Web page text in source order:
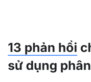
13 phản hồi
sử dụng